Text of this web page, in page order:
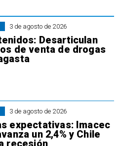
3 de agosto de 2026
Desarticulan
de venta de drogas
3 de agosto de 2026
expectativas: Imacec
un 2,4% y Chile
recesión